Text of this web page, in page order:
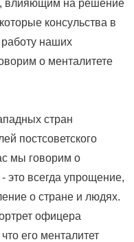
влияющим на решение
консульства в
наших
о менталитете
стран
постсоветского
мы говорим о
это всегда упрощение,
о стране и людях.
офицера
его менталитет